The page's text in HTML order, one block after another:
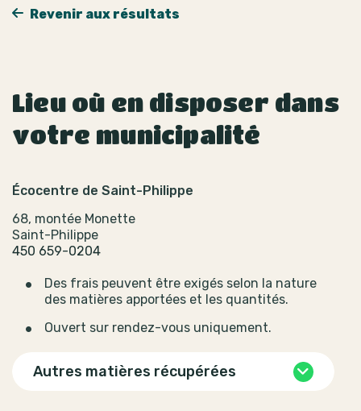
Revenir aux résultats
Lieu où en disposer dans
votre municipalité
Écocentre de Saint-Philippe
68, montée Monette
Saint-Philippe
450 659-0204
Des frais peuvent être exigés selon la nature
des matières apportées et les quantités.
Ouvert sur rendez-vous uniquement.
Autres matières récupérées